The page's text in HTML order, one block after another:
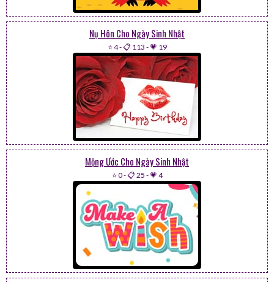
Nụ Hôn Cho Ngày Sinh Nhật
⭐ 4-📋 113 -💗 19
Mộng Ước Cho Ngày Sinh Nhật
⭐ 0-📋 25 -💗 4